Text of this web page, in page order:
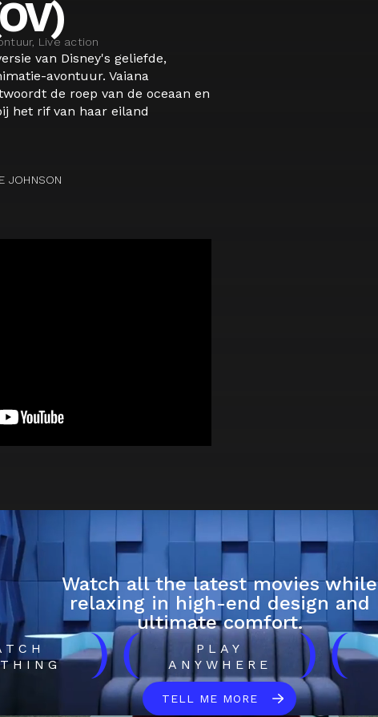
Live action
van Disney's geliefde,
avontuur. Vaiana
de roep van de oceaan en
het rif van haar eiland
JOHNSON
Watch all the latest movies while
relaxing in high-end design and
ultimate comfort.
)(
PLAY
ANYWHERE
)(
TELL ME MORE